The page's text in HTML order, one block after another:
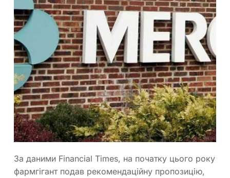
За даними Financial Times, на початку цього року
фармгігант подав рекомендаційну пропозицію,